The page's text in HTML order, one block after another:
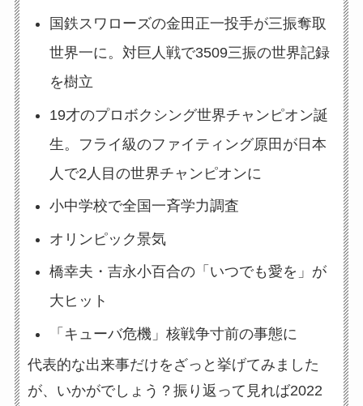
国鉄スワローズの金田正一投手が三振奪取
世界一に。対巨人戦で3509三振の世界記録
を樹立
19才のプロボクシング世界チャンピオン誕
生。フライ級のファイティング原田が日本
人で2人目の世界チャンピオンに
小中学校で全国一斉学力調査
オリンピック景気
橋幸夫・吉永小百合の「いつでも愛を」が
大ヒット
「キューバ危機」核戦争寸前の事態に
代表的な出来事だけをざっと挙げてみました
が、いかがでしょう？振り返って見れば2022